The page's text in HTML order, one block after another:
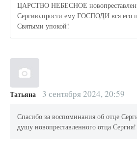
ЦАРСТВО НЕБЕСНОЕ
Сергию,прости ему ГОСПОДИ вся его
Святыми упокой!
Татьяна 3 сентября 2024, 20:59
Спасибо за воспоминания об отце
душу новопреставленного отца Сергия!